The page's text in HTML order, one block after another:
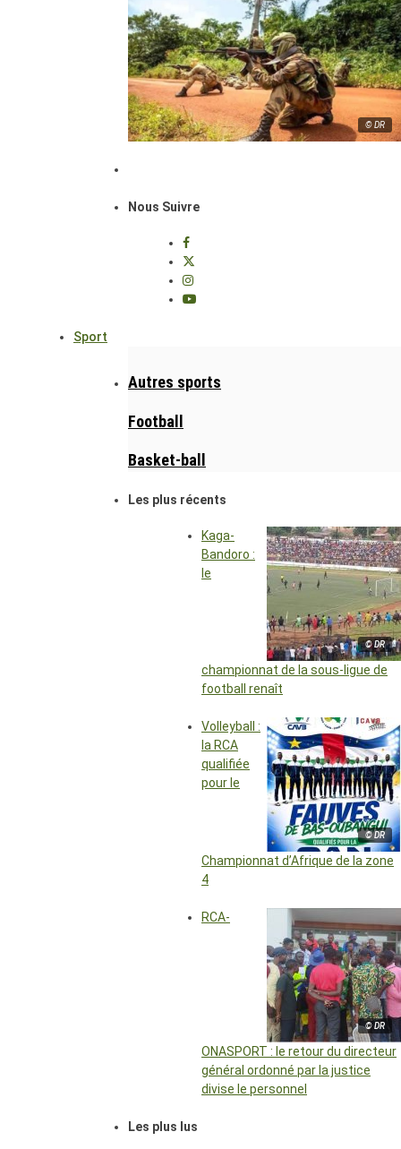
© DR
Nous Suivre
Sport
Autres sports
Football
Basket-ball
Les plus récents
© DR
Kaga-
Bandoro :
le
championnat de la sous-ligue de
football renaît
© DR
Volleyball :
la RCA
qualifiée
pour le
Championnat d’Afrique de la zone
4
© DR
RCA-
ONASPORT : le retour du directeur
général ordonné par la justice
divise le personnel
Les plus lus